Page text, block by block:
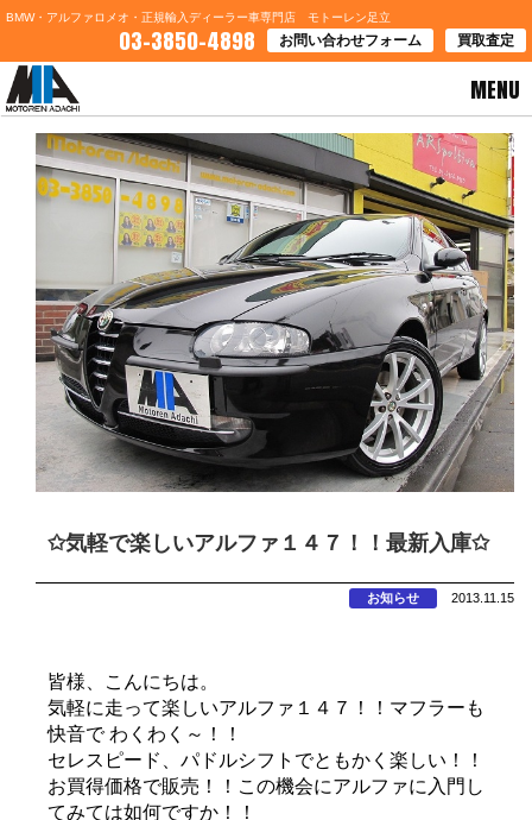
BMW・アルファロメオ・正規輸入ディーラー車専門店 モトーレン足立
03-3850-4898 お問い合わせフォーム 買取査定
MENU
HOME>お知らせ
✩気軽で楽しいアルファ１４７！！最新入庫✩
お知らせ 2013.11.15
皆様、こんにちは。
気軽に走って楽しいアルファ１４７！！マフラーも
快音で わくわく～！！
セレスピード、パドルシフトでともかく楽しい！！
お買得価格で販売！！この機会にアルファに入門し
てみては如何ですか！！